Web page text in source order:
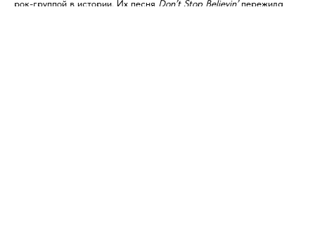
рок-группой в истории. Их песня Don’t Stop Believin’пережила